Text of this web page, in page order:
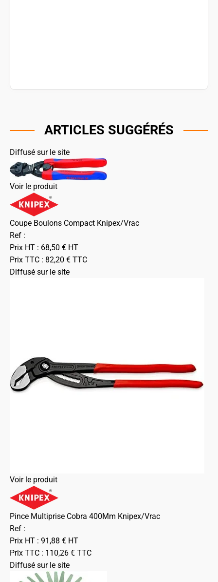
ARTICLES SUGGÉRÉS
Diffusé sur le site
Voir le produit
Coupe Boulons Compact Knipex/Vrac
Ref :
Prix HT : 68,50 € HT
Prix TTC : 82,20 € TTC
Diffusé sur le site
Voir le produit
Pince Multiprise Cobra 400Mm Knipex/Vrac
Ref :
Prix HT : 91,88 € HT
Prix TTC : 110,26 € TTC
Diffusé sur le site